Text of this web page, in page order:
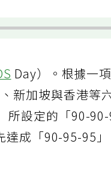
Day）。根據一
新加坡與香港等
所設定的「90-
成「90-95-95